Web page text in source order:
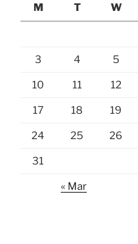
M
T W
3 4 5
10 11 12
17 18 19
24 25 26
31
« Mar